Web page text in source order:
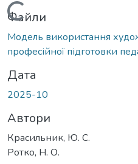
Вантажиться...
Файли
Модель використання
професійної підготовки
Дата
2025-10
Автори
Красильник, Ю. С.
Ротко, Н. О.